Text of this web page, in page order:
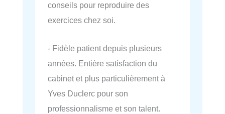
conseils pour reproduire des
exercices chez soi.
- Fidèle patient depuis plusieurs
années. Entière satisfaction du
cabinet et plus particulièrement à
Yves Duclerc pour son
professionnalisme et son talent.